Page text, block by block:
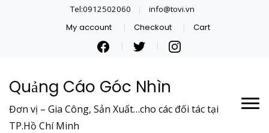
Tel:0912502060 info@tovi.vn
My account Checkout Cart
Quảng Cáo Góc Nhìn
Đơn vị – Gia Công, Sản Xuất…cho các đối tác tại
TP.Hồ Chí Minh